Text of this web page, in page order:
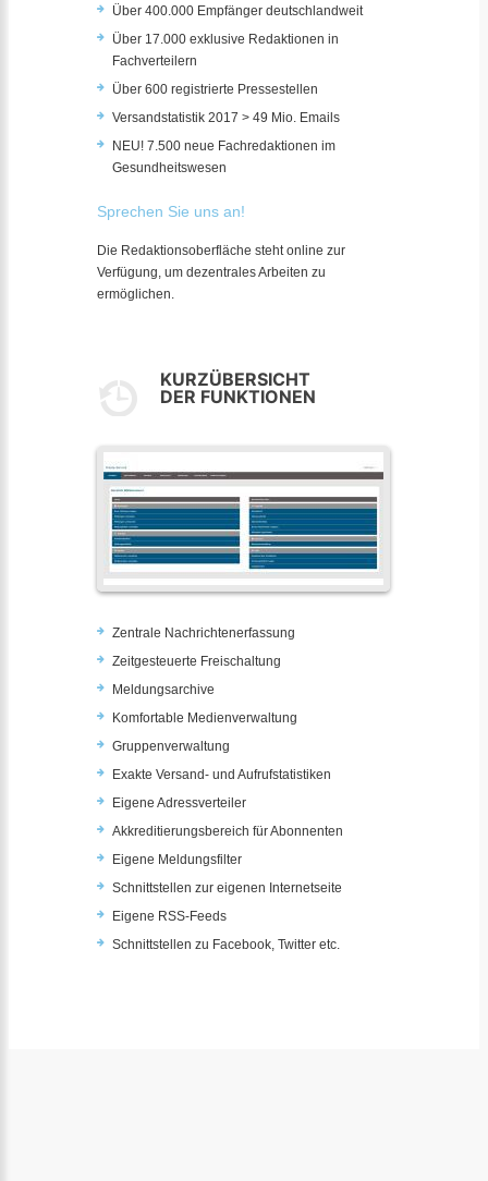
Über 400.000 Empfänger deutschlandweit
Über 17.000 exklusive Redaktionen in
Fachverteilern
Über 600 registrierte Pressestellen
Versandstatistik 2017 > 49 Mio. Emails
NEU! 7.500 neue Fachredaktionen im
Gesundheitswesen
Sprechen Sie uns an!
Die Redaktionsoberfläche steht online zur
Verfügung, um dezentrales Arbeiten zu
ermöglichen.
KURZÜBERSICHT
DER FUNKTIONEN
Zentrale Nachrichtenerfassung
Zeitgesteuerte Freischaltung
Meldungsarchive
Komfortable Medienverwaltung
Gruppenverwaltung
Exakte Versand- und Aufrufstatistiken
Eigene Adressverteiler
Akkreditierungsbereich für Abonnenten
Eigene Meldungsfilter
Schnittstellen zur eigenen Internetseite
Eigene RSS-Feeds
Schnittstellen zu Facebook, Twitter etc.